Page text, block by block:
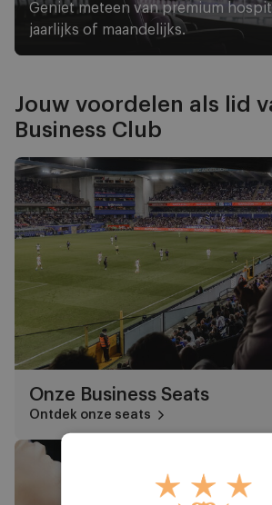
Geniet meteen van premium
jaarlijks of maandelijks.
Jouw voordelen als lid
Business Club
Onze Business Seats
Onze Business Seats
Ontdek onze seats
Onze 7 gastronomische concepten